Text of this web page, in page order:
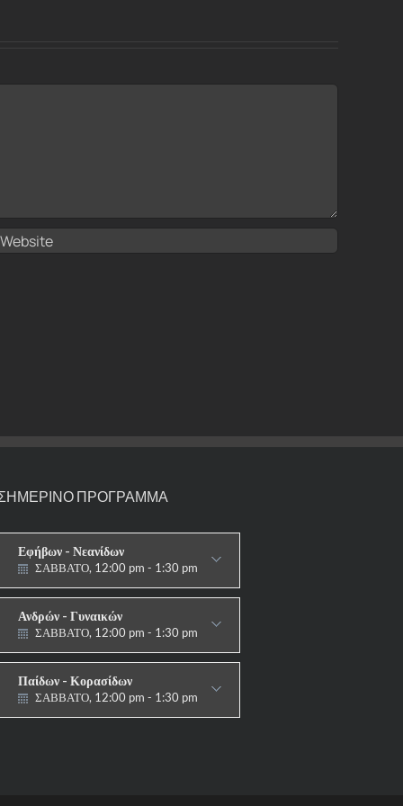
ΠΡΟΓΡΑΜΜΑ
Εφήβων - Νεανίδων
ΣΑΒΒΑΤΟ, 12:00 pm - 1:30 pm
Ανδρών - Γυναικών
ΣΑΒΒΑΤΟ, 12:00 pm - 1:30 pm
Παίδων - Κορασίδων
ΣΑΒΒΑΤΟ, 12:00 pm - 1:30 pm